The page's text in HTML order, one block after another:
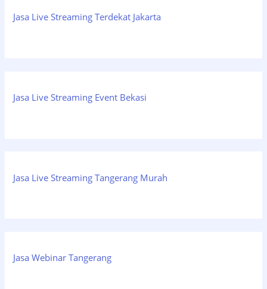
Jasa Live Streaming Terdekat Jakarta
Jasa Live Streaming Event Bekasi
Jasa Live Streaming Tangerang Murah
Jasa Webinar Tangerang